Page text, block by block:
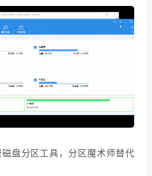
盘分区工具，分区魔术师替代